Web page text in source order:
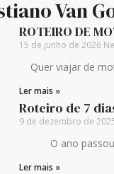
Van
ROTEIRO DE
15 de junho de 2026
Quer viajar de
Ler mais »
Roteiro de 7
9 de dezembro de
O ano passou
Ler mais »